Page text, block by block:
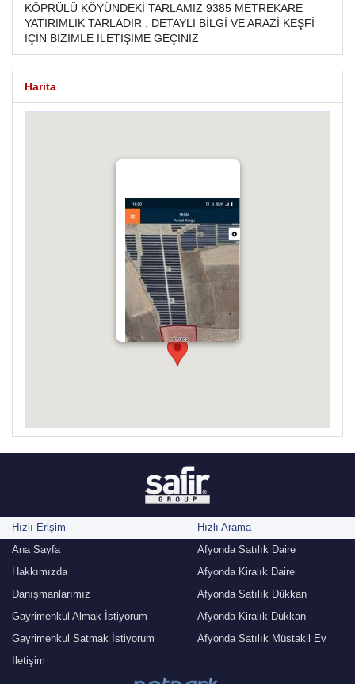
KÖPRÜLÜ KÖYÜNDEKİ TARLAMIZ 9385 METREKARE
YATIRIMLIK TARLADIR . DETAYLI BİLGİ VE ARAZİ KEŞFİ
İÇİN BİZİMLE İLETİŞİME GEÇİNİZ
Harita
1.275.000 TL
Hızlı Erişim
Ana Sayfa
Hakkımızda
Danışmanlarımız
Gayrimenkul Almak İstiyorum
Gayrimenkul Satmak İstiyorum
İletişim
Hızlı Arama
Afyonda Satılık Daire
Afyonda Kiralık Daire
Afyonda Satılık Dükkan
Afyonda Kiralık Dükkan
Afyonda Satılık Müstakil Ev